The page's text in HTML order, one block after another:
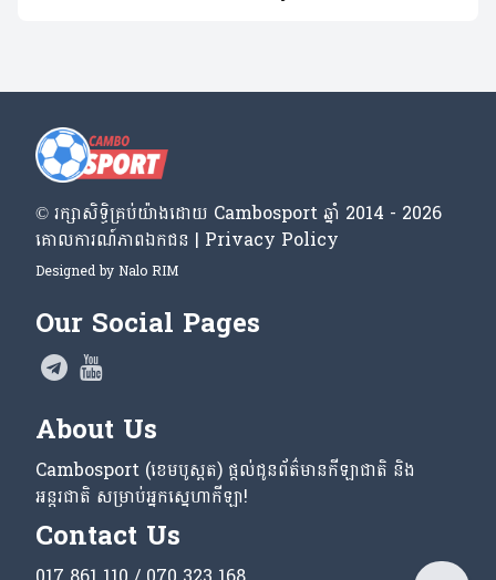
© រក្សា​សិទ្ធិ​គ្រប់​យ៉ាង​ដោយ​ Cambosport ឆ្នាំ 2014 - 2026
គោលការណ៍​ភាព​ឯកជន | Privacy Policy
Designed by Nalo RIM
Our Social Pages
About Us
Cambosport (ខេមបូស្ពត) ផ្តល់ជូនព័ត៌មានកីឡាជាតិ និង
អន្តរជាតិ សម្រាប់អ្នកស្នេហាកីឡា!
Contact Us